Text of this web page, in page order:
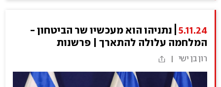
5.11.24
נתניהו הוא מעכשיו שר הביטחון -
המלחמה עלולה להתארך | פרשנות
רון בן ישי